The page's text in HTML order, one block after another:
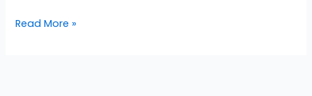
Normal
Read More »